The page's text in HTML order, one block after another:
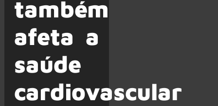
também
afeta a
saúde
cardiovascular